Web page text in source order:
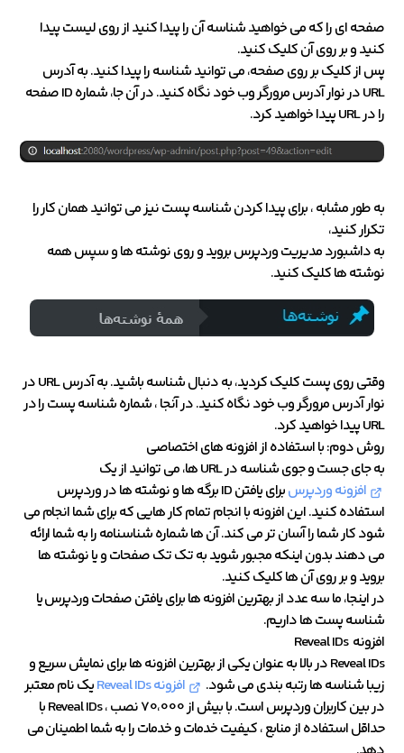
صفحه ای را که می خواهید شناسه آن را پیدا کنید از روی لیست پیدا
کنید و بر روی آن کلیک کنید.
پس از کلیک بر روی صفحه، می توانید شناسه را پیدا کنید. به آدرس
URL در نوار آدرس مرورگر وب خود نگاه کنید. در آن جا، شماره ID صفحه
را در URL پیدا خواهید کرد.
به طور مشابه ، برای پیدا کردن شناسه پست نیز می توانید همان کار را
تکرار کنید،
به داشبورد مدیریت وردپرس بروید و روی نوشته ها و سپس همه
نوشته ها کلیک کنید.
وقتی روی پست کلیک کردید، به دنبال شناسه باشید. به آدرس URL در
نوار آدرس مرورگر وب خود نگاه کنید. در آنجا ، شماره شناسه پست را در
URL پیدا خواهید کرد.
روش دوم: با استفاده از افزونه های اختصاصی
به جای جست و جوی شناسه در URL ها، می توانید از یک
افزونه وردپرس
برای یافتن ID برگه ها و نوشته ها در وردپرس
استفاده کنید. این افزونه با انجام تمام کار هایی که برای شما انجام می
شود کار شما را آسان تر می کند. آن ها شماره شناسنامه را به شما ارائه
می دهند بدون اینکه مجبور شوید به تک تک صفحات و یا نوشته ها
بروید و بر روی آن ها کلیک کنید.
در اینجا، ما سه عدد از بهترین افزونه ها برای یافتن صفحات وردپرس یا
شناسه پست ها داریم.
افزونه Reveal IDs
Reveal IDs در بالا به عنوان یکی از بهترین افزونه ها برای نمایش سریع و
زیبا شناسه ها رتبه بندی می شود.
افزونه Reveal IDs
یک نام معتبر
در بین کاربران وردپرس است. با بیش از 70،000 نصب ، Reveal IDs با
حداقل استفاده از منابع ، کیفیت خدمات و خدمات را به شما اطمینان می